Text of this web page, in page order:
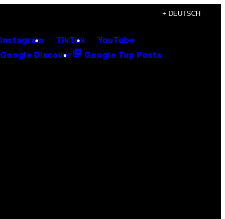
+ DEUTSCH
Instagram TikTok YouTube
Google Discover Google Top Posts